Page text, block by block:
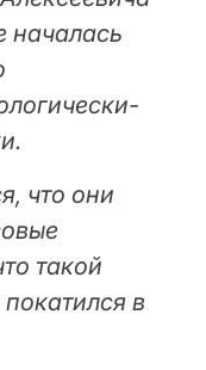
началась
что они
такой
в